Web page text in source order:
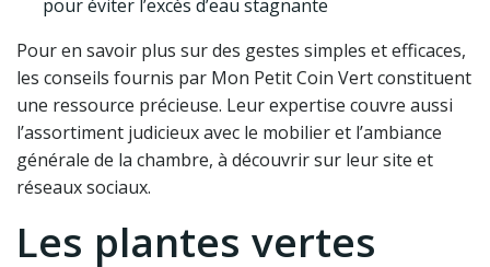
pour éviter l’excès d’eau stagnante
Pour en savoir plus sur des gestes simples et efficaces,
les conseils fournis par Mon Petit Coin Vert constituent
une ressource précieuse. Leur expertise couvre aussi
l’assortiment judicieux avec le mobilier et l’ambiance
générale de la chambre, à découvrir sur leur site et
réseaux sociaux.
Les plantes vertes